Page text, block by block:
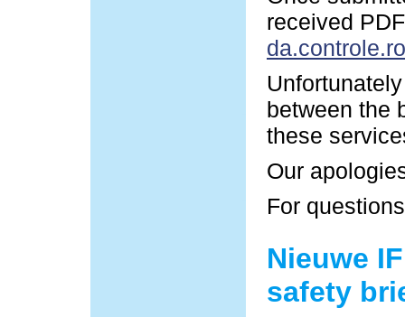
received
between the
these
Our
For
Nieuwe
safety